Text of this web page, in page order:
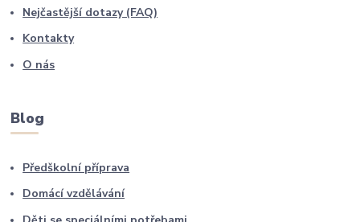
Nejčastější dotazy (FAQ)
Kontakty
O nás
Blog
Předškolní příprava
Domácí vzdělávání